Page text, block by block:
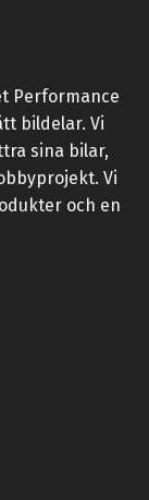
Performance
bildelar. Vi
sina bilar,
Vi
och en